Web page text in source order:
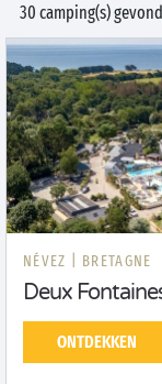
30 camping(s)
NÉVEZ | BRETAGNE
Deux
ONTDEKKEN